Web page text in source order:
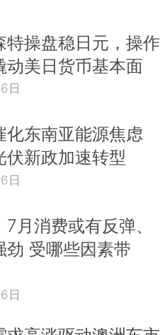
特操盘稳日元，操作
动美日货币基本面
日
化东南亚能源焦虑
伏新政加速转型
日
月消费或有反弹、
劲 受哪些因素带
日